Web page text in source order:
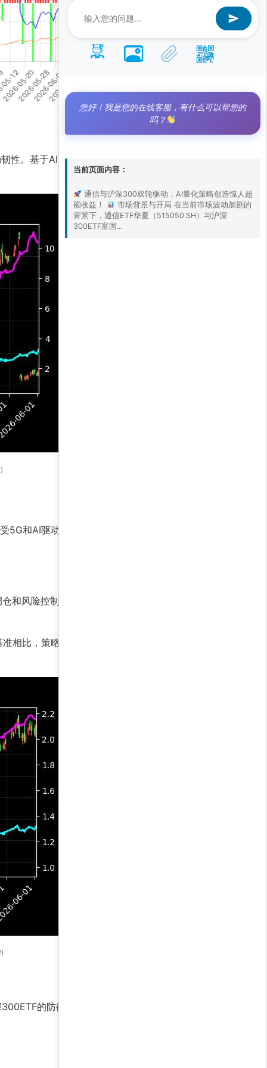
。基于AI量化策略的精准信号，该组合策略
和AI驱动强势领涨，而沪深300提供防御性
和风险控制，策略在降低回撤的同时放大收
相比，策略在风险调整后收益上占据绝对优
的防御特性有效控制回撤，最大回撤仅
您好！我是您的在线客服，有什么可以帮您的
吗？
当前页面内容：
通信与沪深300双轮驱动，AI量化策略创造惊人超
额收益！
市场背景与开局 在当前市场波动加剧的
背景下，通信ETF华夏（515050.SH）与沪深
300ETF富国...